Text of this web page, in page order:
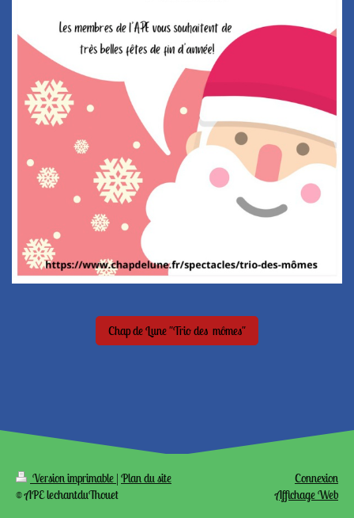
Chap de Lune "Trio des mômes"
Version imprimable | Plan du site
© APE lechantduThouet
Connexion
Affichage Web